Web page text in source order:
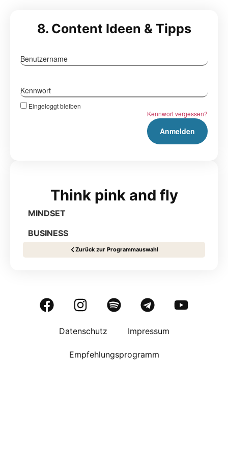
Think pink and fly
MINDSET
BUSINESS
Zurück zur Programmauswahl
8. Content Ideen & Tipps
Benutzername
Kennwort
Eingeloggt bleiben
Kennwort vergessen?
Datenschutz Impressum
Empfehlungsprogramm